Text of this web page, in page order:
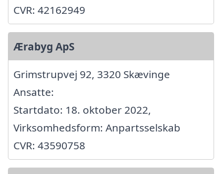
CVR: 42162949
Ærabyg ApS
Grimstrupvej 92, 3320 Skævinge
Ansatte:
Startdato: 18. oktober 2022,
Virksomhedsform: Anpartsselskab
CVR: 43590758